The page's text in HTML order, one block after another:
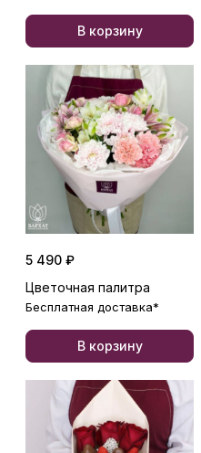
В корзину
5 490 ₽
Цветочная палитра
Бесплатная доставка*
В корзину